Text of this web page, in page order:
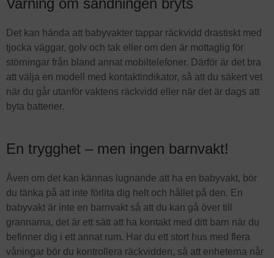
Varning om sändningen bryts
Det kan hända att babyvakter tappar räckvidd drastiskt med
tjocka väggar, golv och tak eller om den är mottaglig för
störningar från bland annat mobiltelefoner. Därför är det bra
att välja en modell med kontaktindikator, så att du säkert vet
när du går utanför vaktens räckvidd eller när det är dags att
byta batterier.
En trygghet – men ingen barnvakt!
Även om det kan kännas lugnande att ha en babyvakt, bör
du tänka på att inte förlita dig helt och hållet på den. En
babyvakt är inte en barnvakt så att du kan gå över till
grannarna, det är ett sätt att ha kontakt med ditt barn när du
befinner dig i ett annat rum. Har du ett stort hus med flera
våningar bör du kontrollera räckvidden, så att enheterna når